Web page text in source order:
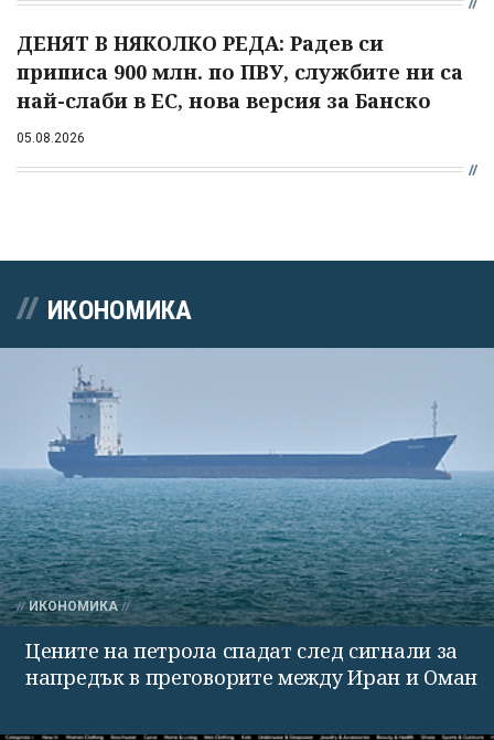
ДЕНЯТ В НЯКОЛКО РЕДА: Радев си
приписа 900 млн. по ПВУ, службите ни са
най-слаби в ЕС, нова версия за Банско
05.08.2026
ИКОНОМИКА
ИКОНОМИКА
Цените на петрола спадат след сигнали за
напредък в преговорите между Иран и Оман